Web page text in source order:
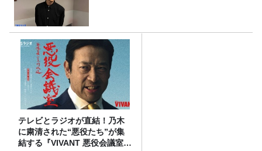
テレビとラジオが直結！乃木
に粛清された“悪役たち”が集
結する『VIVANT 悪役会議室』